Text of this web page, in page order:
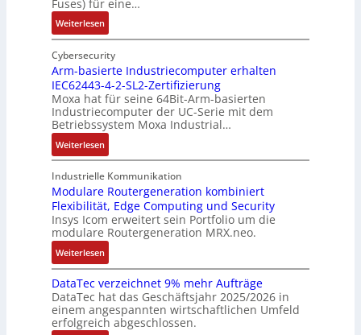
e
h
ä
u
s
e
d
e
h
n
u
n
g
e
n
e
n
A
u
f
w
a
n
d
,
K
o
t
e
n
u
n
d
S
t
ö
i
t
ä
t
b
e
g
i
n
n
t
a
n
d
e
r
M
a
s
c
h
i
e
t
e
i
l
i
g
u
n
g
b
e
m
2
0
2
6
E
u
r
o
Fuses) für eine…
Weiterlesen:
I
n
t
e
l
l
i
g
e
n
e
F
e
h
l
e
r
s
t
Cybersecurity
Arm-basierte Industriecomputer erhalten
IEC62443-4-2-SL2-Zertifizierung
Moxa hat für seine 64Bit-Arm-basierten
Industriecomputer der UC-Serie mit dem
Betriebssystem Moxa Industrial…
Weiterlesen:
A
r
m
-
b
a
s
i
e
r
t
e
Industrielle Kommunikation
Modulare Routergeneration kombiniert
Flexibilität, Edge Computing und Security
Insys Icom erweitert sein Portfolio um die
modulare Routergeneration MRX.neo.
Weiterlesen:
M
o
d
u
l
DataTec verzeichnet 9% mehr Aufträge
DataTec hat das Geschäftsjahr 2025/2026 in
einem angespannten wirtschaftlichen Umfeld
erfolgreich abgeschlossen.